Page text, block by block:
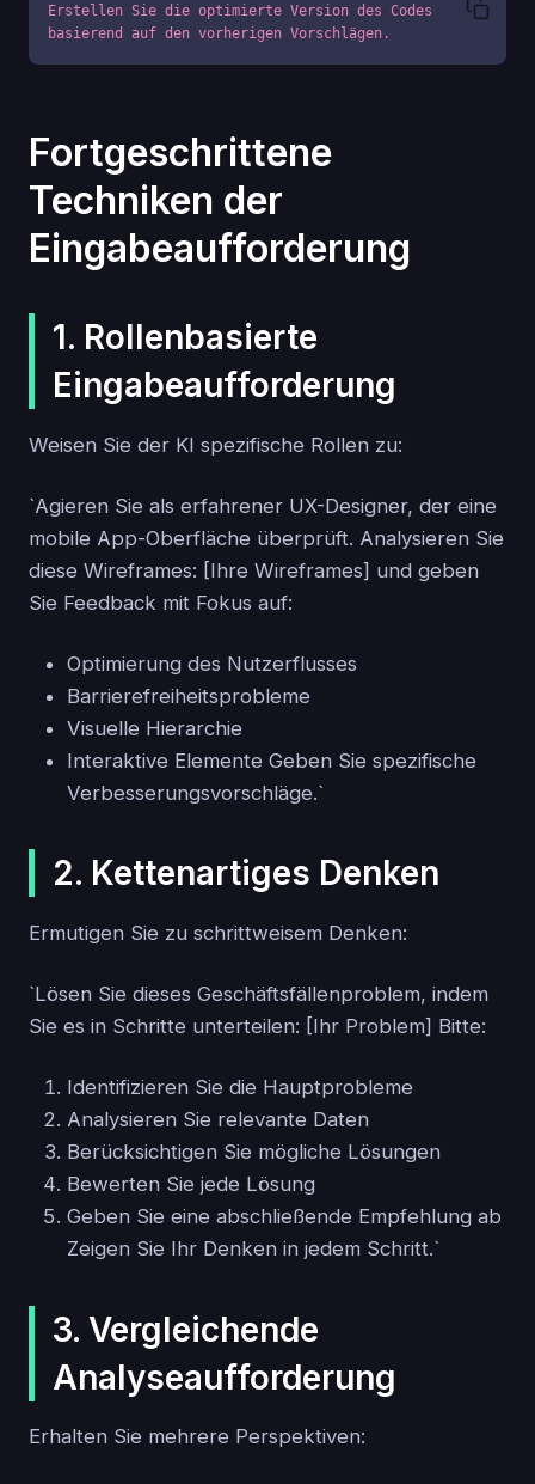
Erstellen Sie die optimierte Version des Codes
basierend auf den vorherigen Vorschlägen.
Fortgeschrittene
Techniken der
Eingabeaufforderung
1. Rollenbasierte
Eingabeaufforderung
Weisen Sie der KI spezifische Rollen zu:
`Agieren Sie als erfahrener UX-Designer, der eine
mobile App-Oberfläche überprüft. Analysieren Sie
diese Wireframes: [Ihre Wireframes] und geben
Sie Feedback mit Fokus auf:
Optimierung des Nutzerflusses
Barrierefreiheitsprobleme
Visuelle Hierarchie
Interaktive Elemente Geben Sie spezifische
Verbesserungsvorschläge.`
2. Kettenartiges Denken
Ermutigen Sie zu schrittweisem Denken:
`Lösen Sie dieses Geschäftsfällenproblem, indem
Sie es in Schritte unterteilen: [Ihr Problem] Bitte:
Identifizieren Sie die Hauptprobleme
Analysieren Sie relevante Daten
Berücksichtigen Sie mögliche Lösungen
Bewerten Sie jede Lösung
Geben Sie eine abschließende Empfehlung ab
Zeigen Sie Ihr Denken in jedem Schritt.`
3. Vergleichende
Analyseaufforderung
Erhalten Sie mehrere Perspektiven: